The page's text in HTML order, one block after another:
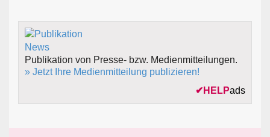
Publikation von Presse- bzw. Medienmitteilungen.
» Jetzt Ihre Medienmitteilung publizieren!
✔ HELPads